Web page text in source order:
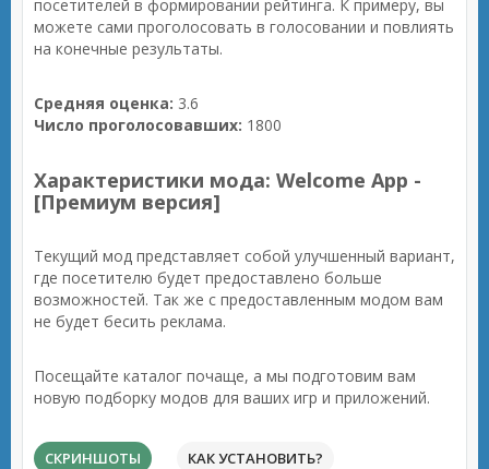
посетителей в формировании рейтинга. К примеру, вы
можете сами проголосовать в голосовании и повлиять
на конечные результаты.
Средняя оценка: 3.6
Число проголосовавших: 1800
Характеристики мода: Welcome App -
[Премиум версия]
Текущий мод представляет собой улучшенный вариант,
где посетителю будет предоставлено больше
возможностей. Так же с предоставленным модом вам
не будет бесить реклама.
Посещайте каталог почаще, а мы подготовим вам
новую подборку модов для ваших игр и приложений.
СКРИНШОТЫ КАК УСТАНОВИТЬ?